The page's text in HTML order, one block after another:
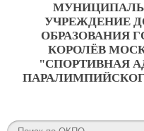
УЧРЕЖДЕНИЕ
ОБРАЗОВАНИЯ
КОРОЛЁВ
"СПОРТИВНАЯ